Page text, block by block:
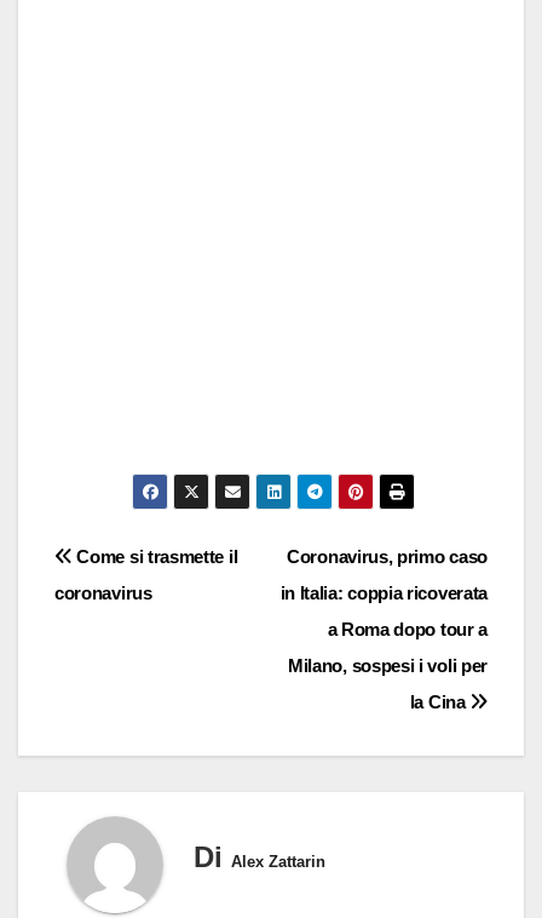
Navigazione
articoli
Coronavirus, primo caso
in Italia: coppia ricoverata
a Roma dopo tour a
Milano, sospesi i voli per
la Cina
Come si trasmette il
coronavirus
Di Alex Zattarin